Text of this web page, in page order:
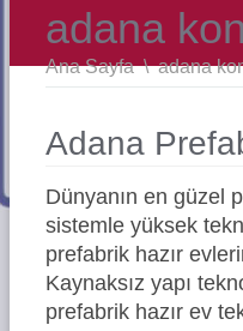
adana
Ana Sayfa \adana
Adana
Dünyanın en güzel
sistemle yüksek
prefabrik hazır
Kaynaksız yapı
prefabrik hazır ev